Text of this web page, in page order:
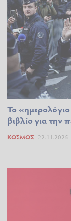
Το
βιβλίο για την
ΚΌΣΜΟΣ 22.11.2025